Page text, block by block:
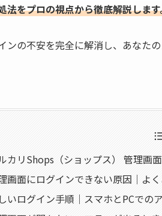
法をプロの視点から徹底解説しま
ンの不安を完全に解消し、あなた
カリShops（ショップス） 管理画
画面にログインできない原因｜よ
いログイン手順｜スマホとPCでの